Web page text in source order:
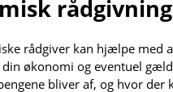
rådgivning
rådgiver kan hjælpe med
økonomi og eventuel
bliver af, og hvor der